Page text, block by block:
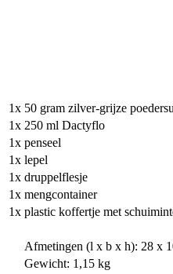
1x 50 gram zilver-grijze
1x 250 ml Dactyflo
1x penseel
1x lepel
1x druppelflesje
1x mengcontainer
1x plastic koffertje met
Afmetingen (l x b x h): 28 x
Gewicht: 1,15 kg